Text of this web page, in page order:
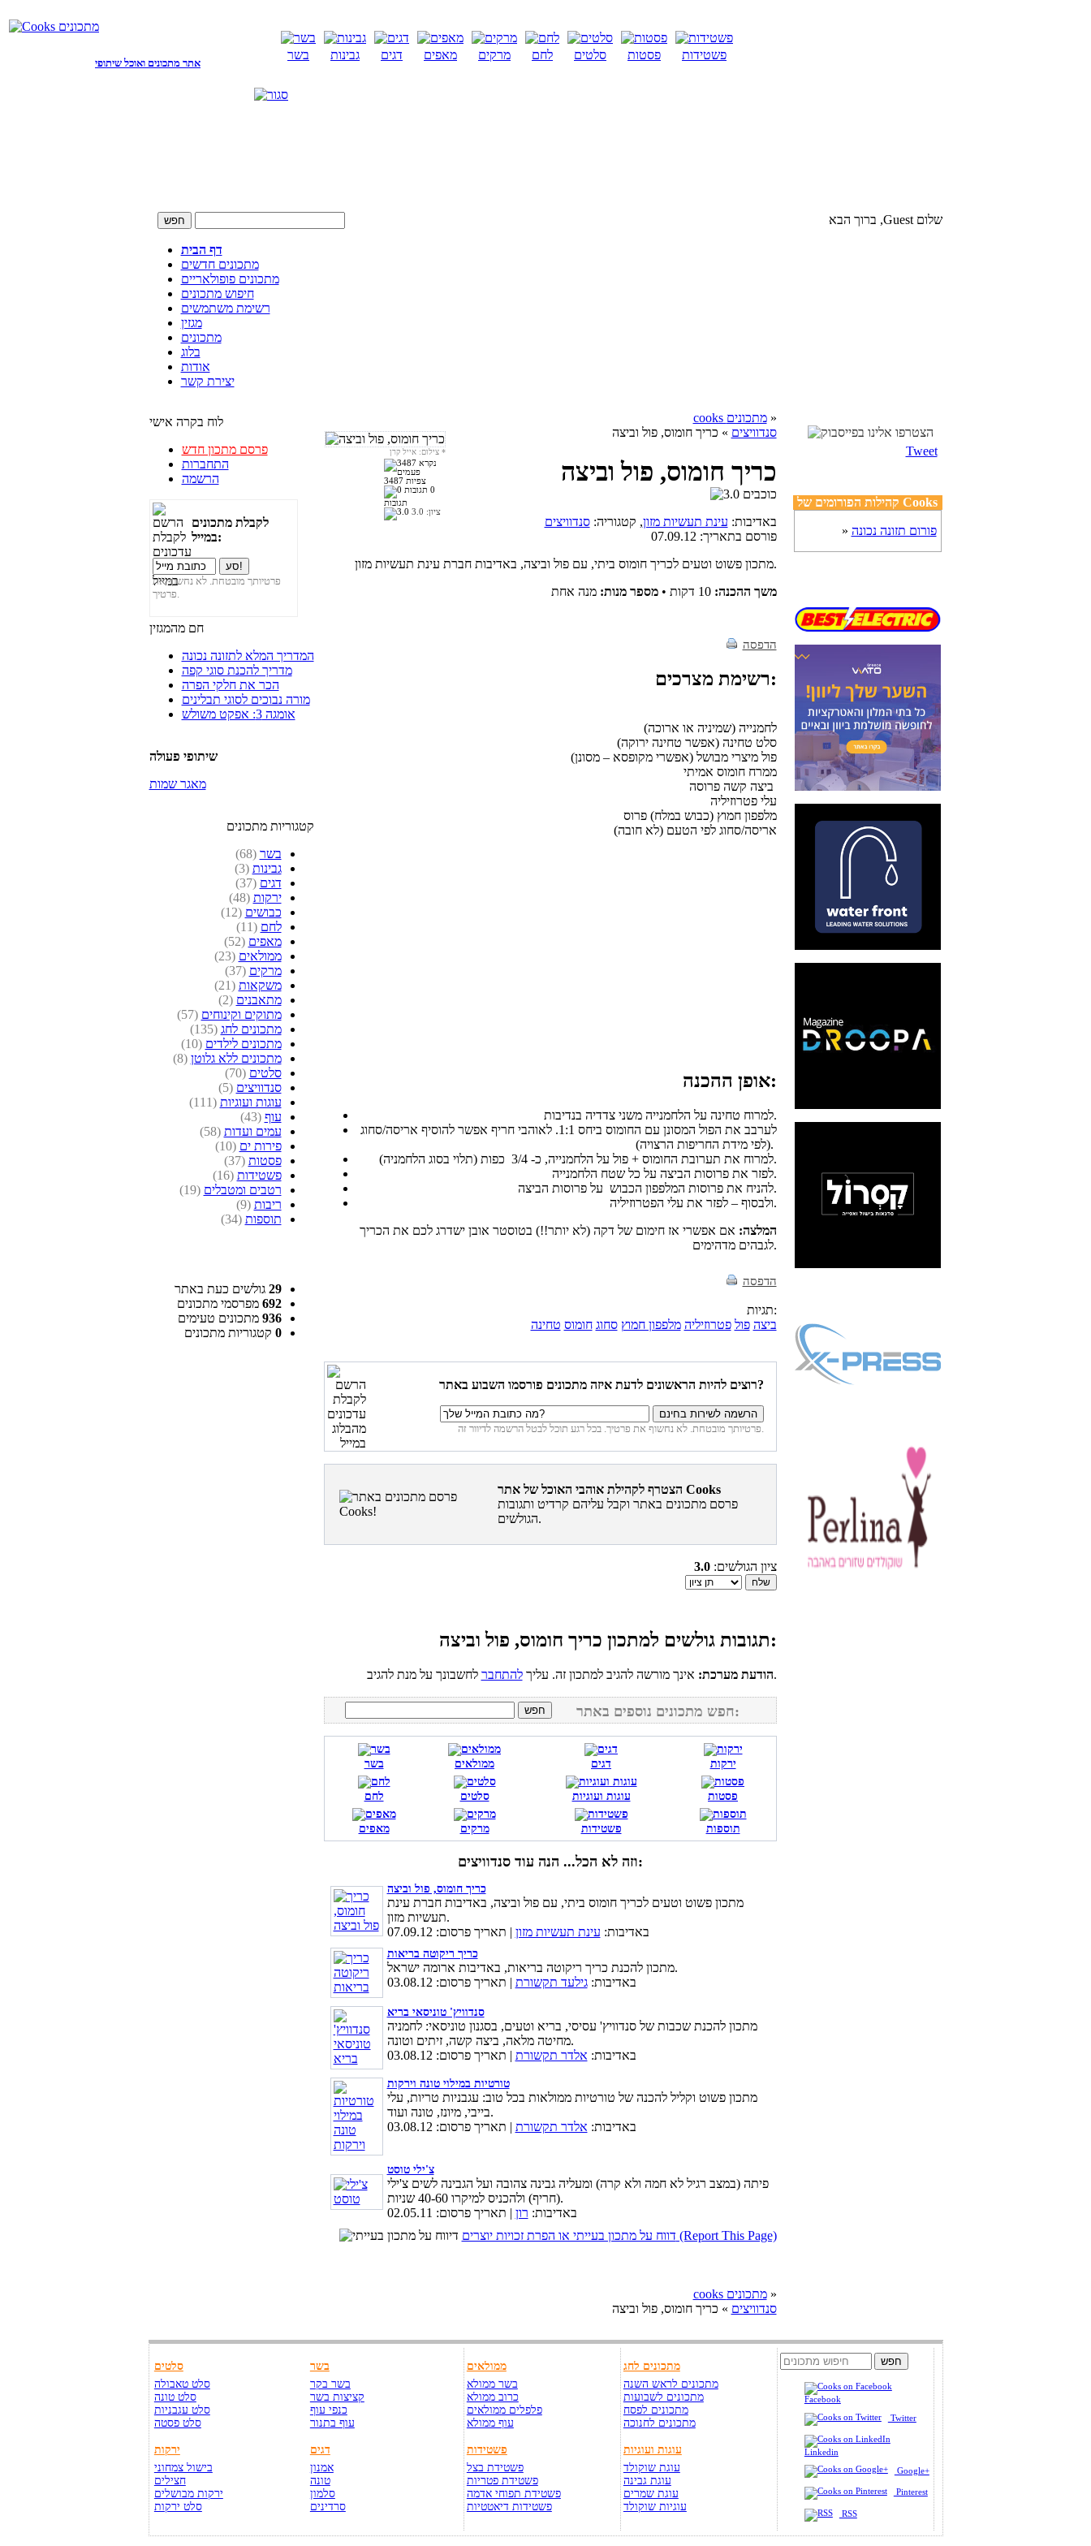
אתר מתכונים ואוכל שיתופי
בשר גבינות דגים מאפים מרקים לחם סלטים פסטות פשטידות
שלום Guest, ברוך הבא
דף הבית
מתכונים חדשים
מתכונים פופולאריים
חיפוש מתכונים
רשימת משתמשים
מגזין
מתכונים
בלוג
אודות
יצירת קשר
לוח בקרה אישי
פרסם מתכון חדש
התחברות
הרשמה
לקבלת מתכונים
במייל:
פרטיותך מובטחת. לא נחשוף את
פרטיך.
חם מהמגזין
המדריך המלא לתזונה נכונה
מדריך להכנת סוגי קפה
הכר את חלקי הפרה
מורה נבוכים לסוגי תבלינים
אומגה 3: אפקט משולש
שיתופי פעולה
מאגר שמות
קטגוריות מתכונים
בשר (68)
גבינות (3)
דגים (37)
ירקות (48)
כבושים (12)
לחם (11)
מאפים (52)
ממולאים (23)
מרקים (37)
משקאות (21)
מתאבנים (2)
מתוקים וקינוחים (57)
מתכונים לחג (135)
מתכונים לילדים (10)
מתכונים ללא גלוטן (8)
סלטים (70)
סנדוויצים (5)
עוגות ועוגיות (111)
עוף (43)
עמים ועדות (58)
פירות ים (10)
פסטות (37)
פשטידות (16)
רטבים ומטבלים (19)
ריבות (9)
תוספות (34)
29 גולשים כעת באתר
692 מפרסמי מתכונים
936 מתכונים טעימים
0 קטגוריות מתכונים
צילום: אייל קרן *
3487 צפיות
0
תגובות
ציון: 3.0
cooks מתכונים»
סנדוויצים » כריך חומוס, פול וביצה
כריך חומוס, פול וביצה
באדיבות: עינת תעשיות מזון, קטגוריה:סנדוויצים
פורסם בתאריך:07.09.12
מתכון פשוט וטעים לכריך חומוס ביתי, עם פול וביצה, באדיבות חברת עינת תעשיות מזון.
משך ההכנה: 10 דקות •מספר מנות: מנה אחת
הדפסה
רשימת מצרכים:
לחמנייה (שמיניה או ארוכה)
סלט טחינה (אפשר טחינה ירוקה)
פול מיצרי מבושל (אפשרי מקופסא – מסונן)
ממרח חומוס אמיתי
עלי פטרוזיליה
מלפפון חמוץ (כבוש במלח) פרוס
אריסה/סחוג לפי הטעם (לא חובה)
אופן ההכנה:
למרוח טחינה על הלחמנייה משני צדדיה בנדיבות.
לערבב את הפול המסונן עם החומוס ביחס 1:1. לאוהבי חריף אפשר להוסיף אריסה/סחוג
(לפי מידת החריפות הרצויה).
למרוח את תערובת החומוס + פול על הלחמנייה, כ- 3/4 כפות (תלוי בסוג הלחמניה).
לפזר את פרוסות הביצה על כל שטח הלחמנייה.
להניח את פרוסות המלפפון הכבוש על פרוסות הביצה.
ולבסוף – לפזר את עלי הפטרוזיליה.
המלצה: אם אפשרי אז חימום של דקה (לא יותר!!) בטוסטר אובן ישדרג לכם את הכריך
לגבהים מדהימים.
הדפסה
תגיות:
ביצה פול פטרוזיליה מלפפון חמוץ סחוג חומוס טחינה
רוצים להיות הראשונים לדעת איזה מתכונים פורסמו השבוע באתר?
פרטיותך מובטחת. לא נחשוף את פרטיך. בכל רגע תוכל לבטל הרשמה לדיוור זה.
הצטרף לקהילת אוהבי האוכל של אתר Cooks
פרסם מתכונים באתר וקבל עליהם קרדיט ותגובות
הגולשים.
ציון הגולשים:3.0
תגובות גולשים למתכון כריך חומוס, פול וביצה:
הודעת מערכת: אינך מורשה להגיב למתכון זה. עליךלהתחבר לחשבונך על מנת להגיב.
חפש מתכונים נוספים באתר:
בשר ממולאים דגים ירקות
לחם סלטים עוגות ועוגיות פסטות
מאפים מרקים פשטידות תוספות
וזה לא הכל... הנה עוד סנדוויצים:
כריך חומוס, פול וביצה
מתכון פשוט וטעים לכריך חומוס ביתי, עם פול וביצה, באדיבות חברת עינת
תעשיות מזון.
באדיבות: עינת תעשיות מזון | תאריך פרסום: 07.09.12
כריך ריקוטה בריאות
מתכון להכנת כריך ריקוטה בריאות, באדיבות ארומה ישראל.
באדיבות:גילעד תקשורת | תאריך פרסום: 03.08.12
סנדוויץ' טוניסאי בריא
מתכון להכנת שכבות של סנדוויץ' עסיסי, בריא וטעים, בסגנון טוניסאי: לחמניה
מחיטה מלאה, ביצה קשה, זיתים וטונה.
באדיבות: אלדר תקשורת | תאריך פרסום: 03.08.12
טורטיות במילוי טונה וירקות
מתכון פשוט וקליל להכנה של טורטיות ממולאות בכל טוב: עגבניות טריות, עלי
בייבי, מיונז, טונה ועוד.
באדיבות: אלדר תקשורת | תאריך פרסום: 03.08.12
צ'ילי טוסט
פיתה (במצב רגיל לא חמה ולא קרה) ומעליה גבינה צהובה ועל הגבינה לשים צ'ילי
(חריף) ולהכניס למיקרו 40-60 שניות.
באדיבות: רון | תאריך פרסום: 02.05.11
דווח על מתכון בעייתי או הפרת זכויות יוצרים (Report This Page)
cooks מתכונים»
סנדוויצים » כריך חומוס, פול וביצה
Tweet
קהילות הפורומים של Cooks
» פורום תזונה נכונה
סלטים
סלט טאבולה
סלט טונה
סלט עגבניות
סלט פסטה
ירקות
בישול צמחוני
חצילים
ירקות מבושלים
סלט ירקות
בשר
בשר בקר
קציצות בשר
כנפי עוף
עוף בתנור
דגים
אמנון
טונה
סלמון
סרדינים
ממולאים
בשר ממולא
כרוב ממולא
פלפלים ממולאים
עוף ממולא
פשטידות
פשטידת בצל
פשטידת פטריות
פשטידת תפוחי אדמה
פשטידות דיאטטיות
מתכונים לחג
מתכונים לראש השנה
מתכונים לשבועות
מתכונים לפסח
מתכונים לחנוכה
עוגות ועוגיות
עוגת שוקולד
עוגת גבינה
עוגת שמרים
עוגיות שוקולד
Facebook
Twitter
Linkedin
Google+
Pinterest
RSS